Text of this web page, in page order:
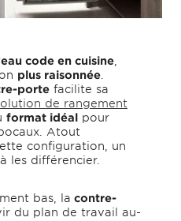
code en cuisine
plus raisonnée
porte facilite sa
de rangement
format idéal pour
Atout
configuration, un
les différencier.
bas, la contre-
du plan de travail au-